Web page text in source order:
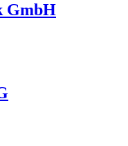
GmbH